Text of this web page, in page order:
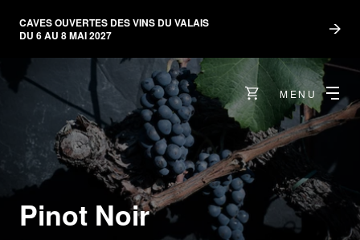
CAVES OUVERTES DES VINS DU VALAIS
DU 6 AU 8 MAI 2027
MENU
Pinot Noir